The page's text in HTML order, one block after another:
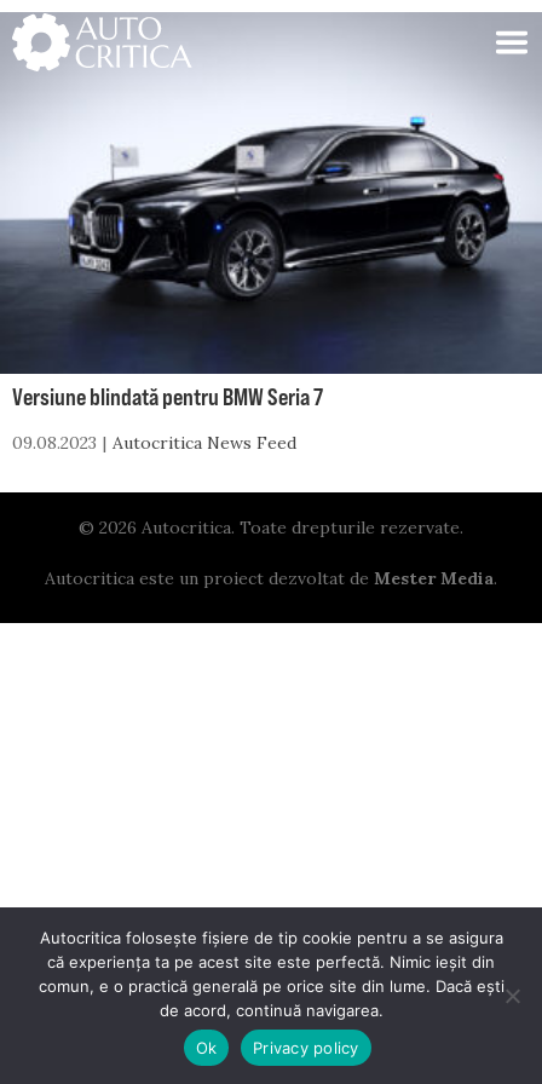
Skip
to
content
Versiune blindată pentru BMW Seria 7
09.08.2023 Autocritica News Feed
© 2026 Autocritica. Toate drepturile rezervate.
Autocritica este un proiect dezvoltat de Mester Media.
Autocritica folosește fișiere de tip cookie pentru a se asigura
că experiența ta pe acest site este perfectă. Nimic ieșit din
comun, e o practică generală pe orice site din lume. Dacă ești
de acord, continuă navigarea.
Ok
Privacy policy